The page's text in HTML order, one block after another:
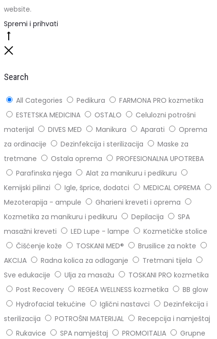
website.
Spremi i prihvati
Search
All Categories Pedikura
FARMONA PRO kozmetika
ESTETSKA MEDICINA
OSTALO
Celulozni potrošni
materijal
DIVES MED Manikura Aparati
Oprema
za ordinacije
Dezinfekcija i sterilizacija
Maske za
tretmane
Ostala oprema
PROFESIONALNA UPOTREBA
Parafinska njega
Alat za manikuru i pedikuru
Kemijski pilinzi
Igle, šprice, dodatci
MEDICAL OPREMA
Mezoterapija - ampule
Gharieni kreveti i oprema
Kozmetika za manikuru i pedikuru
Depilacija
SPA
masažni kreveti
LED Lupe - lampe
Kozmetičke stolice
Čišćenje kože
TOSKANI MED®️
Brusilice za nokte
AKCIJA
Radna kolica za odlaganje
Tretmani tijela
Sve edukacije
Ulja za masažu
TOSKANI PRO kozmetika
Post Recovery
REGEA WELLNESS kozmetika
BB glow
Hydrofacial tekućine
Iglični nastavci
Dezinfekcija i
sterilizacija
POTROŠNI MATERIJAL
Recepcija i namještaj
Rukavice
SPA namještaj PROMOITALIA
Grupne